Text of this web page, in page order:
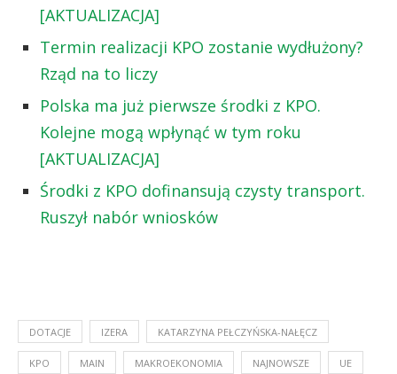
[AKTUALIZACJA]
Termin realizacji KPO zostanie wydłużony?
Rząd na to liczy
Polska ma już pierwsze środki z KPO.
Kolejne mogą wpłynąć w tym roku
[AKTUALIZACJA]
Środki z KPO dofinansują czysty transport.
Ruszył nabór wniosków
DOTACJE IZERA KATARZYNA PEŁCZYŃSKA-NAŁĘCZ
KPO MAIN MAKROEKONOMIA NAJNOWSZE UE